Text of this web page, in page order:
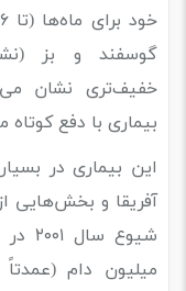
گوسفند و بز
خفیف‌تری نشان
بیماری با دفع
این بیماری در
آفریقا و بخش‌هایی
میلیون دام